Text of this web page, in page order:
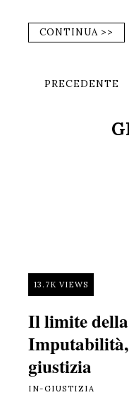
CONTINUA >>
PRECEDENTE
13.7K VIEWS
Il limite
giustizia
IN-GIUSTIZIA